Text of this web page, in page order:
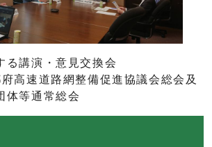
る講演・意見交換会
高速道路網整備促進協議会総会及
体等通常総会